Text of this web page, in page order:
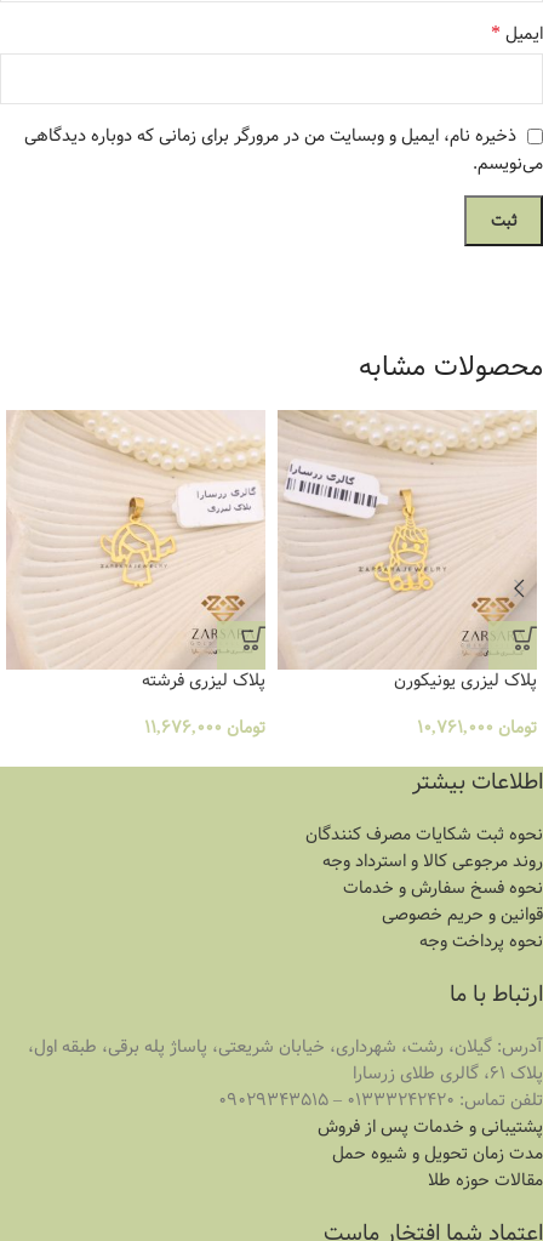
ایمیل *
ذخیره نام، ایمیل و وبسایت من در مرورگر برای زمانی که دوباره دیدگاهی
می‌نویسم.
محصولات مشابه
پلاک لیزری یونیکورن
تومان
پلاک لیزری فرشته
تومان
اطلاعات بیشتر
نحوه ثبت شكايات مصرف كنندگان
روند مرجوعی کالا و استرداد وجه
نحوه فسخ سفارش و خدمات
قوانین و حریم خصوصی
نحوه پرداخت وجه
ارتباط با ما
آدرس: گیلان، رشت، شهرداری، خیابان شریعتی، پاساژ پله برقی، طبقه اول،
پلاک 61، گالری طلای زرسارا
تلفن تماس: 01333242420 – 09029343515
پشتیبانی و خدمات پس از فروش
مدت زمان تحويل و شیوه حمل
مقالات حوزه طلا
اعتماد شما افتخار ماست